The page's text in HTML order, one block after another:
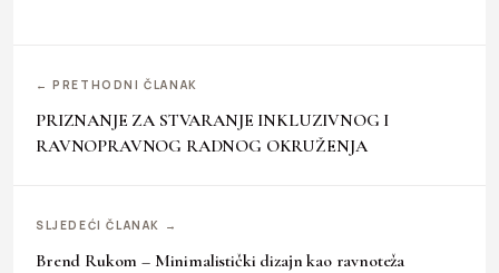
← PRETHODNI ČLANAK
PRIZNANJE ZA STVARANJE INKLUZIVNOG I
RAVNOPRAVNOG RADNOG OKRUŽENJA
SLJEDEĆI ČLANAK →
Brend Rukom – Minimalistički dizajn kao ravnoteža